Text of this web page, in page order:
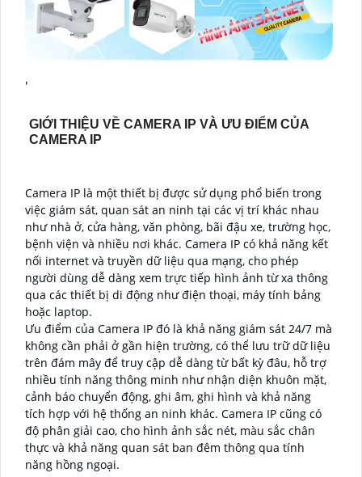
'
GIỚI THIỆU VỀ CAMERA IP VÀ ƯU ĐIỂM CỦA
CAMERA IP
Camera IP là một thiết bị được sử dụng phổ biến trong
việc giám sát, quan sát an ninh tại các vị trí khác nhau
như nhà ở, cửa hàng, văn phòng, bãi đậu xe, trường học,
bệnh viện và nhiều nơi khác. Camera IP có khả năng kết
nối internet và truyền dữ liệu qua mạng, cho phép
người dùng dễ dàng xem trực tiếp hình ảnh từ xa thông
qua các thiết bị di động như điện thoại, máy tính bảng
hoặc laptop.
Ưu điểm của Camera IP đó là khả năng giám sát 24/7 mà
không cần phải ở gần hiện trường, có thể lưu trữ dữ liệu
trên đám mây để truy cập dễ dàng từ bất kỳ đâu, hỗ trợ
nhiều tính năng thông minh như nhận diện khuôn mặt,
cảnh báo chuyển động, ghi âm, ghi hình và khả năng
tích hợp với hệ thống an ninh khác. Camera IP cũng có
độ phân giải cao, cho hình ảnh sắc nét, màu sắc chân
thực và khả năng quan sát ban đêm thông qua tính
năng hồng ngoại.